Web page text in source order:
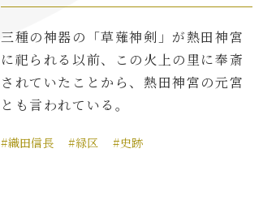
三種の神器の「草薙神剣」が熱田神宮
に祀られる以前、この火上の里に奉斎
されていたことから、熱田神宮の元宮
とも言われている。
#織田信長 #緑区 #史跡